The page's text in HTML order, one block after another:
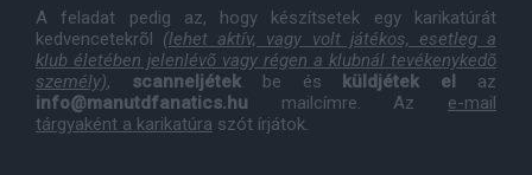
A feladat pedig az, hogy készítsetek egy karikatúrát
kedvencetekrõl (lehet aktív, vagy volt játékos, esetleg a
klub életében jelenlévõ vagy régen a klubnál tevékenykedõ
személy), scanneljétekbe és küldjétek el
az
info@manutdfanatics.hu mailcímre. Az e-mail
tárgyaként a karikatúra szót írjátok.